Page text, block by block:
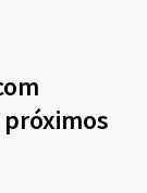
próximos